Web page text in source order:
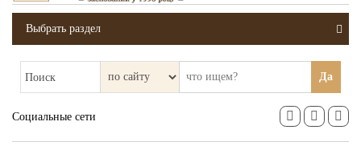
Выбрать раздел
Поиск Да
Социальные сети